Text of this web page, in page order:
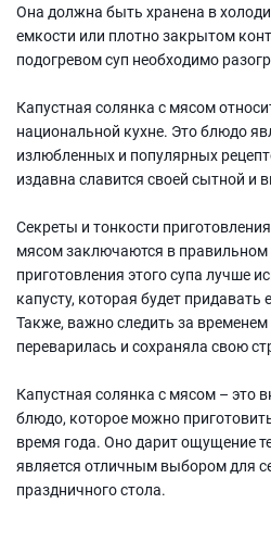
Она должна быть хранена в
емкости или плотно закрытом
подогревом суп необходимо
Капустная солянка с мясом
национальной кухне. Это блюдо
излюбленных и популярных
издавна славится своей сытной и
Секреты и тонкости
мясом заключаются в
приготовления этого супа лучше
капусту, которая будет
Также, важно следить за
переварилась и сохраняла свою
Капустная солянка с мясом – это
блюдо, которое можно
время года. Оно дарит ощущение
является отличным выбором для
праздничного стола.